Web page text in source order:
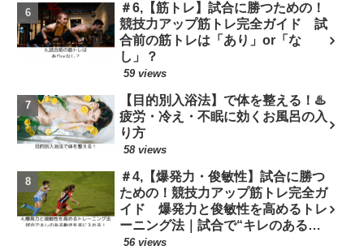
＃6,【筋トレ】試合に勝つための！
競技力アップ筋トレ完全ガイド 試
合前の筋トレは「あり」or「な
し」？
59 views
【目的別入浴法】で体を整える！♨️
疲労・冷え・不眠に効くお風呂の入
り方
58 views
＃4,【爆発力・俊敏性】試合に勝つ
ための！競技力アップ筋トレ完全ガ
イド 爆発力と俊敏性を高めるトレ
ーニング法｜試合で“キレのある動
き”を手に入れる！
56 views